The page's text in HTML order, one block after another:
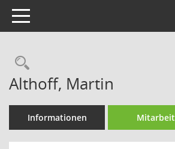
Toggle navigation
Rechercheauswahl
Althoff, Martin
Informationen Mitarbeit